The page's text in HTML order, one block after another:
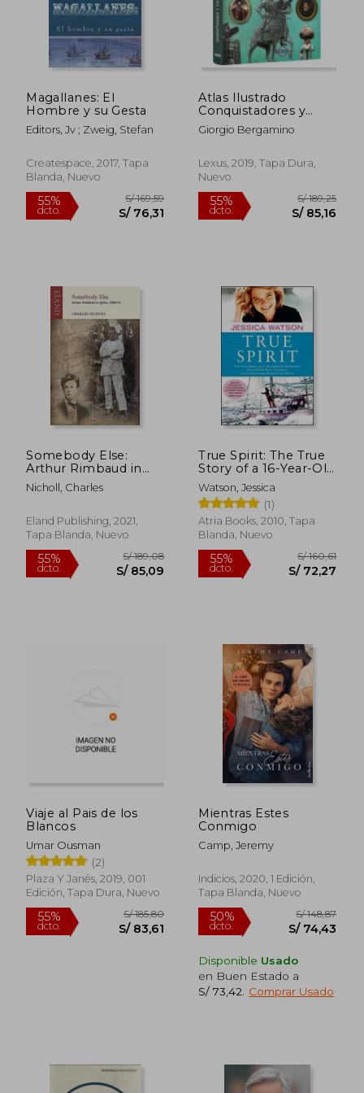
S/ 192,15 S/
55%
dcto.
S/ 172,68 55%
dcto.
S/
Magallanes: El
Hombre y su Gesta
Editors, Jv ; Zweig, Stefan
Createspace, 2017, Tapa
Blanda, Nuevo
55%
dcto. S/ 76,31
Atlas Ilustrado
Conquistadores y
Exploradores
Españoles (tapa dura)
Giorgio Bergamino
Lexus, 2019, Tapa Dura,
Nuevo
dcto.
Somebody Else:
Arthur Rimbaud in
Africa, 1880-91 (en
Inglés)
Nicholl, Charles
Eland Publishing, 2021,
Tapa Blanda, Nuevo
True Spirit: The True
Story of a 16-Year-Old
Australian who Sailed
Solo, Nonstop, and
Unassisted Around
the World (en Inglés)
Watson, Jessica
(1)
Atria Books, 2010, Tapa
Blanda, Nuevo
Viaje al Pais de los
Blancos
Umar Ousman
(2)
Plaza Y Janés, 2019, 001
Edición, Tapa Dura, Nuevo
Mientras Estes
Conmigo
Camp, Jeremy
Indicios, 2020, 1 Edición,
Tapa Blanda, Nuevo
Disponible Usado
en Buen Estado a
S/ 73,42
Comprar Usado